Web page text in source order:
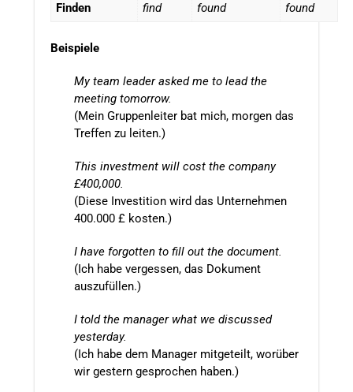
Finden find found found
Beispiele
My team leader asked me to lead the
meeting tomorrow.
(Mein Gruppenleiter bat mich, morgen das
Treffen zu leiten.)
This investment will cost the company
£400,000.
(Diese Investition wird das Unternehmen
400.000 £ kosten.)
I have forgotten to fill out the document.
(Ich habe vergessen, das Dokument
auszufüllen.)
I told the manager what we discussed
yesterday.
(Ich habe dem Manager mitgeteilt, worüber
wir gestern gesprochen haben.)